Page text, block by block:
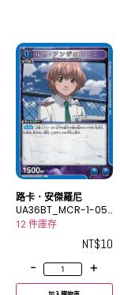
路卡．安傑羅尼
UA36BT_MCR-1-05
9U
12 件庫存
NT$10
-
+